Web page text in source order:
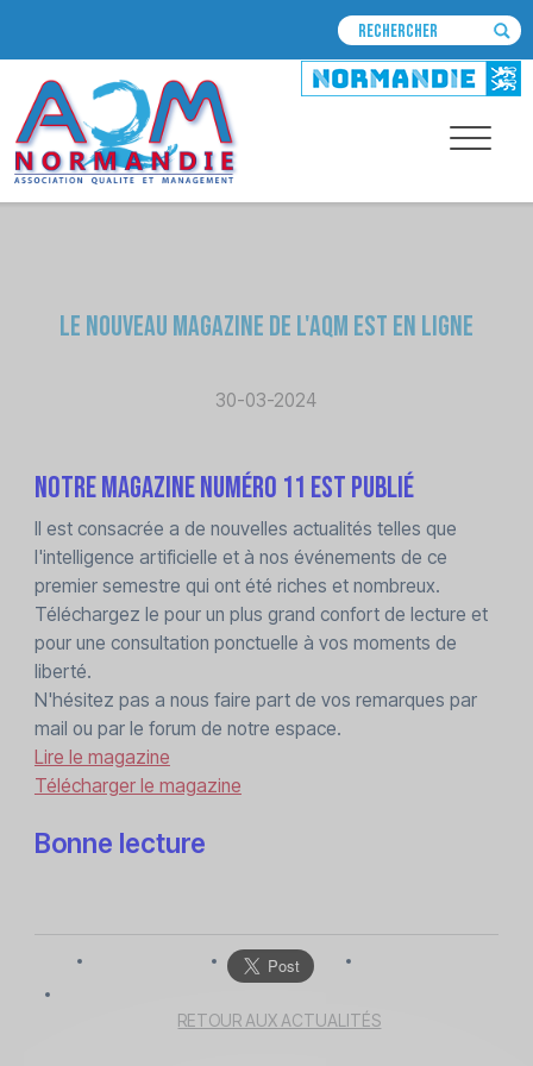
Le nouveau magazine de l'AQM est en ligne
30-03-2024
Notre magazine numéro 11 est publié
Il est consacrée a de nouvelles actualités telles que
l'intelligence artificielle et à nos événements de ce
premier semestre qui ont été riches et nombreux.
Téléchargez le pour un plus grand confort de lecture et
pour une consultation ponctuelle à vos moments de
liberté.
N'hésitez pas a nous faire part de vos remarques par
mail ou par le forum de notre espace.
Lire le magazine
Télécharger le magazine
Bonne lecture
RETOUR AUX ACTUALITÉS